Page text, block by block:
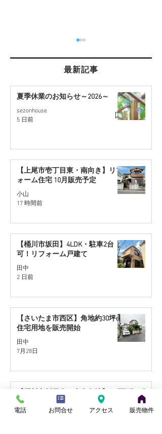
【桶川市坂田】4LDK・駐
て
最新記事
夏季休業のお知らせ～2026～
sezonhouse
5 日前
【上尾市壱丁目東・南向き】リフ
ォーム住宅 10月販売予定
小山
17 時間前
【桶川市坂田】4LDK・駐車2台
可！リフォーム戸建て
田中
2 日前
【さいたま市西区】角地約30坪の
住宅用地を販売開始
田中
7月28日
【桶川市川田谷・東南角地】リフ
ォーム住宅｜9月販売予定
電話 お問合せ アクセス 販売物件